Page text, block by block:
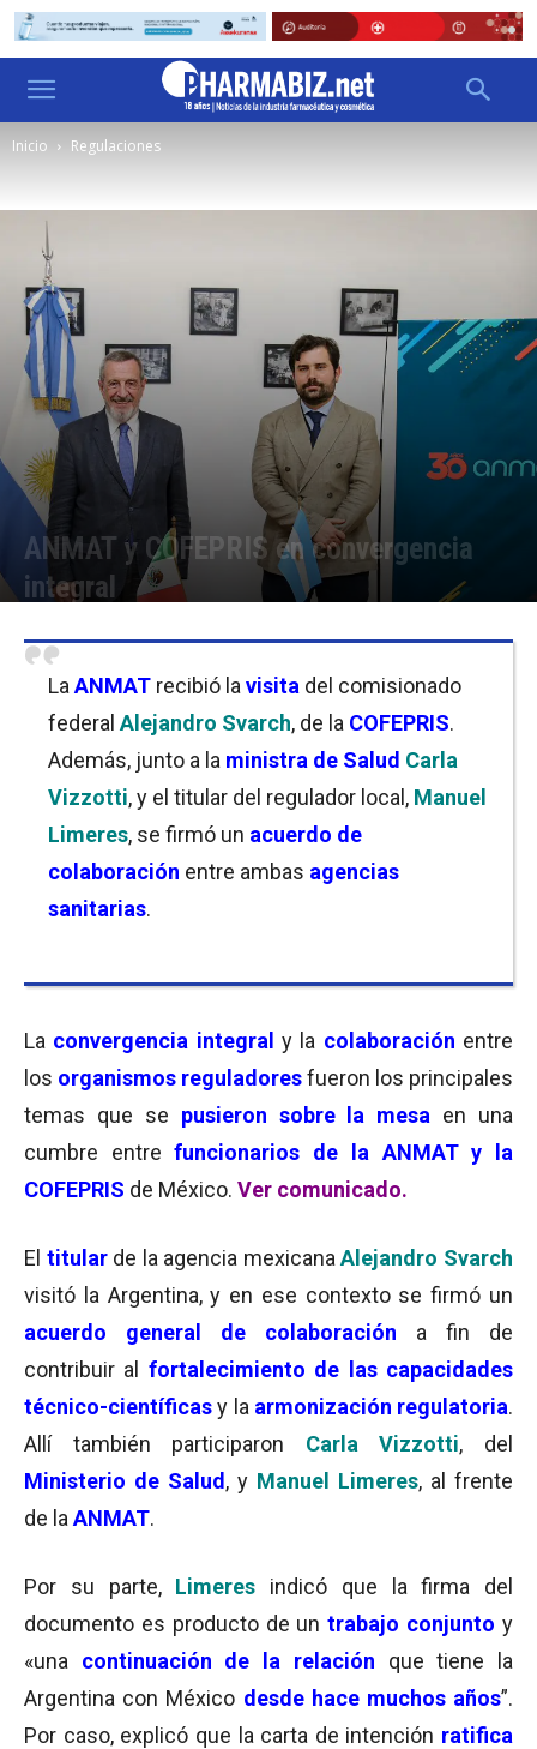
Inicio Regulaciones
ANMAT y COFEPRIS en convergencia
integral
La ANMAT recibió la visita del comisionado
federal Alejandro Svarch, de la COFEPRIS.
Además, junto a la ministra de Salud Carla
Vizzotti, y el titular del regulador local, Manuel
Limeres, se firmó un acuerdo de
colaboración entre ambas agencias
sanitarias.
La convergencia integral y la colaboración entre
los organismos reguladoresfueron los principales
temas que se pusieron sobre la mesa en una
cumbre entre funcionarios de la ANMAT y la
COFEPRIS de México. Ver comunicado.
El titularde la agencia mexicanaAlejandro Svarch
visitó la Argentina, y en ese contexto se firmó un
acuerdo general de colaboración a fin de
contribuir al
fortalecimiento de las capacidades
técnico-científicasy la armonización regulatoria.
Allí también participaron Carla Vizzotti, del
Ministerio de Salud , y Manuel Limeres, al frente
de la ANMAT.
Por su parte, Limeres indicó que la firma del
documento es producto de untrabajo conjunto y
«una continuación de la relación que tiene la
Argentina con México desde hace muchos años”.
Por caso, explicó que la carta de intención ratifica